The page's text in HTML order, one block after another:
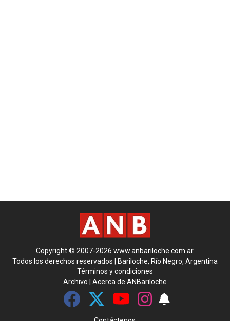
Copyright © 2007-2026 www.anbariloche.com.ar
Todos los derechos reservados | Bariloche, Río Negro, Argentina
Términos y condiciones
Archivo
Acerca de ANBariloche